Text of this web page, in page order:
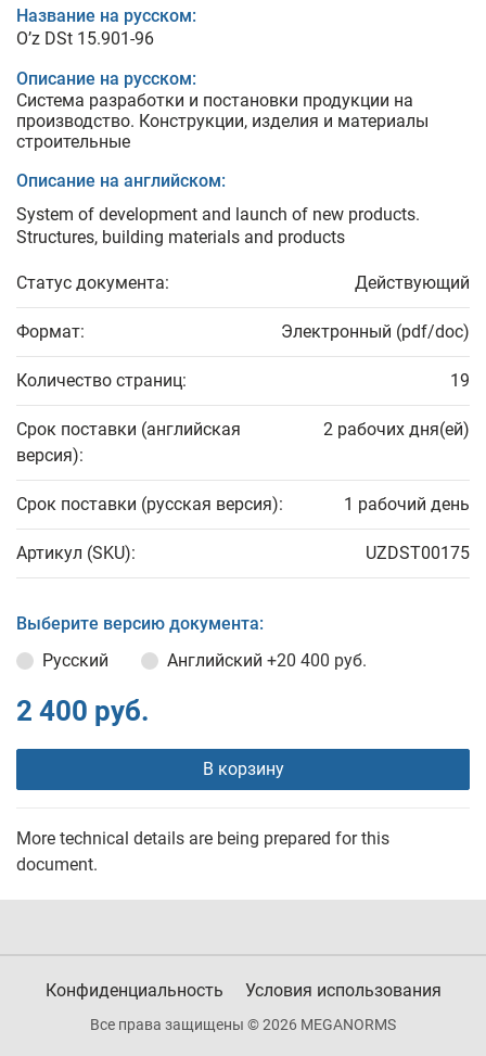
Название на русском:
O’z DSt 15.901-96
Описание на русском:
Система разработки и постановки продукции на
производство. Конструкции, изделия и материалы
строительные
Описание на английском:
System of development and launch of new products.
Structures, building materials and products
Статус документа: Действующий
Формат: Электронный (pdf/doc)
Количество страниц: 19
Срок поставки (английская
версия):
2 рабочих дня(ей)
Срок поставки (русская версия): 1 рабочий день
Артикул (SKU): UZDST00175
Выберите версию документа:
Русский
Английский +20 400 руб.
2 400 руб.
В корзину
More technical details are being prepared for this
document.
Конфиденциальность Условия использования
Все права защищены © 2026 MEGANORMS